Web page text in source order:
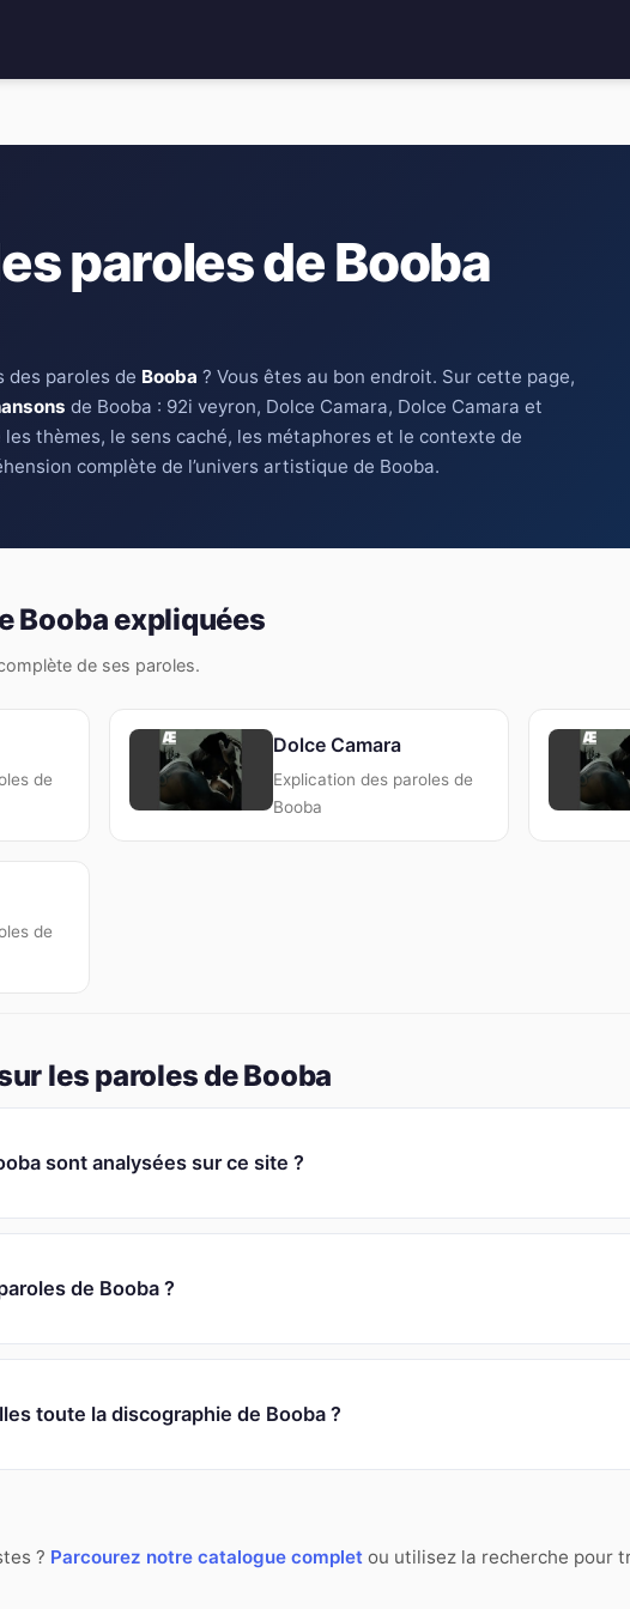
paroles de Booba
des paroles de Booba ? Vous êtes au bon endroit. Sur cette page,
de Booba : 92i veyron, Dolce Camara, Dolce Camara et
thèmes, le sens caché, les métaphores et le contexte de
complète de l’univers artistique de Booba.
Booba expliquées
de ses paroles.
de
Dolce Camara
Explication des paroles de
Booba
de
les paroles de Booba
sont analysées sur ce site ?
de Booba ?
toute la discographie de Booba ?
? Parcourez notre catalogue complet ou utilisez la recherche pour